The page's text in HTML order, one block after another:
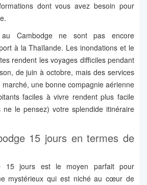
dont vous avez besoin pour
au Cambodge ne sont pas encore
à la Thaïlande. Les inondations et le
rendent les voyages difficiles pendant
de juin à octobre, mais des services
une bonne compagnie aérienne
faciles à vivre rendent plus facile
le pensez) votre splendide itinéraire
15 jours en termes de
15 jours est le moyen parfait pour
mystérieux qui est niché au cœur de